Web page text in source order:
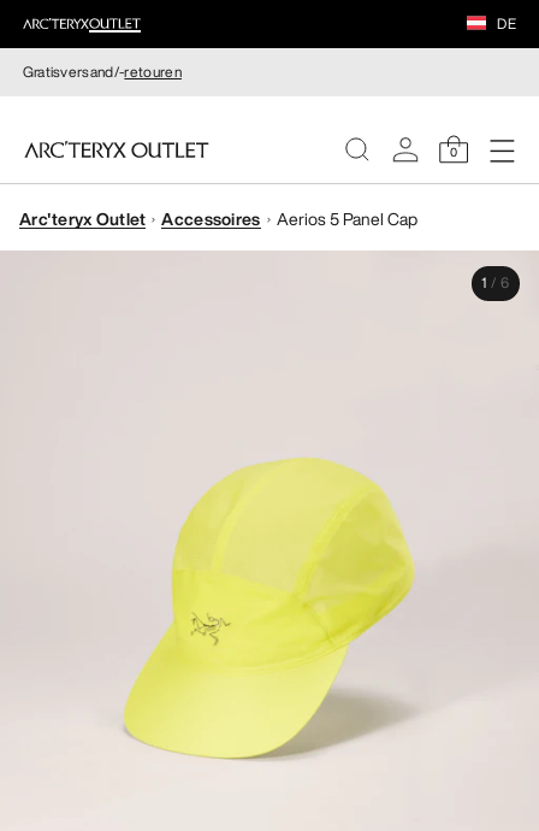
DE
Gratisversand/-retouren
0
DAMEN
Arc'teryx Outlet Accessoires Aerios 5 Panel Cap
1 / 6